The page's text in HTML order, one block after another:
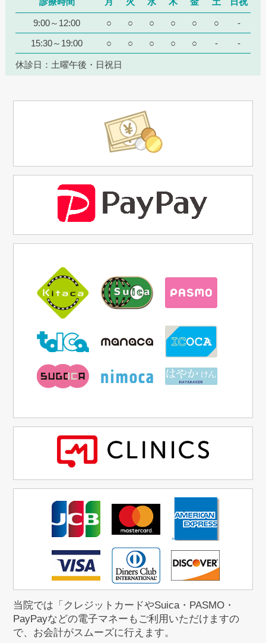
9:00～12:00 ○ ○ ○ ○ ○ ○
-
15:30～19:00
○ ○ ○ ○ ○ - -
休診日：土曜午後・日祝日
当院では「クレジットカードやSuica・PASMO・
PayPayなどの電子マネーもご利用いただけますの
で、お会計がスムーズに行えます。